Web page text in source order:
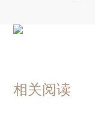
相关阅读